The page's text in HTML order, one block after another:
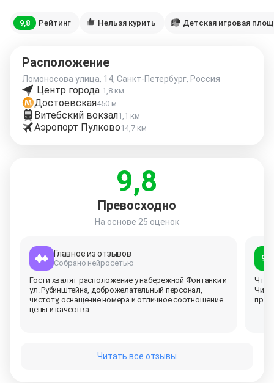
9,8 Рейтинг Нельзя курить Детская игровая
Расположение
Ломоносова улица, 14, Санкт-Петербург, Россия
Центр города 1,8 км
Достоевская450 м
Витебский вокзал1,1 км
Аэропорт Пулково14,7 км
9,8
Превосходно
На основе 25 оценок
Главное из отзывов
Собрано нейросетью
Гости хвалят расположение у набережной Фонтанки и
ул. Рубинштейна, доброжелательный персонал,
чистоту, оснащение номера и отличное соотношение
цены и качества
9,3
Что
Читать все отзывы